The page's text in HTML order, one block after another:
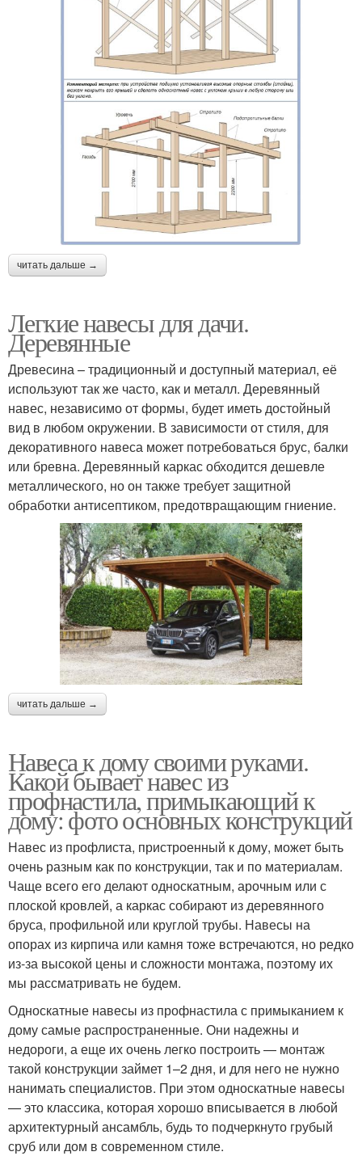
читать дальше →
Легкие навесы для дачи.
Деревянные
Древесина – традиционный и доступный материал, её
используют так же часто, как и металл. Деревянный
навес, независимо от формы, будет иметь достойный
вид в любом окружении. В зависимости от стиля, для
декоративного навеса может потребоваться брус, балки
или бревна. Деревянный каркас обходится дешевле
металлического, но он также требует защитной
обработки антисептиком, предотвращающим гниение.
читать дальше →
Навеса к дому своими руками.
Какой бывает навес из
профнастила, примыкающий к
дому: фото основных конструкций
Навес из профлиста, пристроенный к дому, может быть
очень разным как по конструкции, так и по материалам.
Чаще всего его делают односкатным, арочным или с
плоской кровлей, а каркас собирают из деревянного
бруса, профильной или круглой трубы. Навесы на
опорах из кирпича или камня тоже встречаются, но редко
из-за высокой цены и сложности монтажа, поэтому их
мы рассматривать не будем.
Односкатные навесы из профнастила с примыканием к
дому самые распространенные. Они надежны и
недороги, а еще их очень легко построить — монтаж
такой конструкции займет 1–2 дня, и для него не нужно
нанимать специалистов. При этом односкатные навесы
— это классика, которая хорошо вписывается в любой
архитектурный ансамбль, будь то подчеркнуто грубый
сруб или дом в современном стиле.